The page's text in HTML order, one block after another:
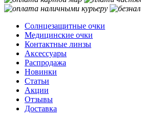
Солнцезащитные очки
Медицинские очки
Контактные линзы
Аксессуары
Распродажа
Новинки
Статьи
Акции
Отзывы
Доставка